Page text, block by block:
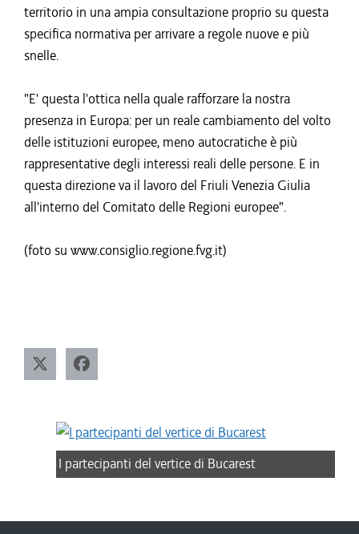
territorio in una ampia consultazione proprio su questa
specifica normativa per arrivare a regole nuove e più
snelle.
"E' questa l'ottica nella quale rafforzare la nostra
presenza in Europa: per un reale cambiamento del volto
delle istituzioni europee, meno autocratiche è più
rappresentative degli interessi reali delle persone. E in
questa direzione va il lavoro del Friuli Venezia Giulia
all'interno del Comitato delle Regioni europee".
(foto su www.consiglio.regione.fvg.it)
I partecipanti del vertice di Bucarest